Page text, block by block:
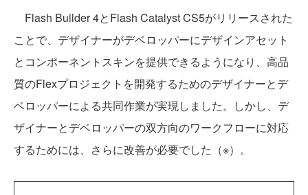
Flash Builder 4とFlash Catalyst CS5がリリースされた
ことで、デザイナーがデベロッパーにデザインアセット
とコンポーネントスキンを提供できるようになり、高品
質のFlexプロジェクトを開発するためのデザイナーとデ
ベロッパーによる共同作業が実現しました。しかし、デ
ザイナーとデベロッパーの双方向のワークフローに対応
するためには、さらに改善が必要でした（※）。